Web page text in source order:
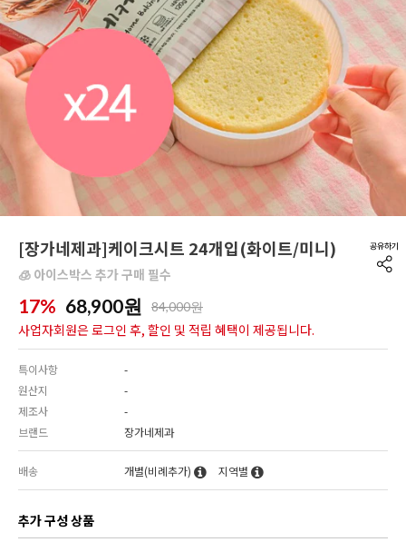
[장가네제과]케이크시트 24개입(화이트/미니)
🧊 아이스박스 추가 구매 필수
17% 68,900원 84,000원
사업자회원은 로그인 후, 할인 및 적립 혜택이 제공됩니다.
특이사항
-
원산지
-
제조사
-
브랜드
장가네제과
배송 개별(비례추가) 지역별
추가 구성 상품